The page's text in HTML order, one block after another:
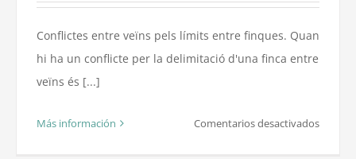
Conflictes entre veïns pels límits entre finques. Quan
hi ha un conflicte per la delimitació d'una finca entre
veïns és [...]
Más información Comentarios desactivadosen